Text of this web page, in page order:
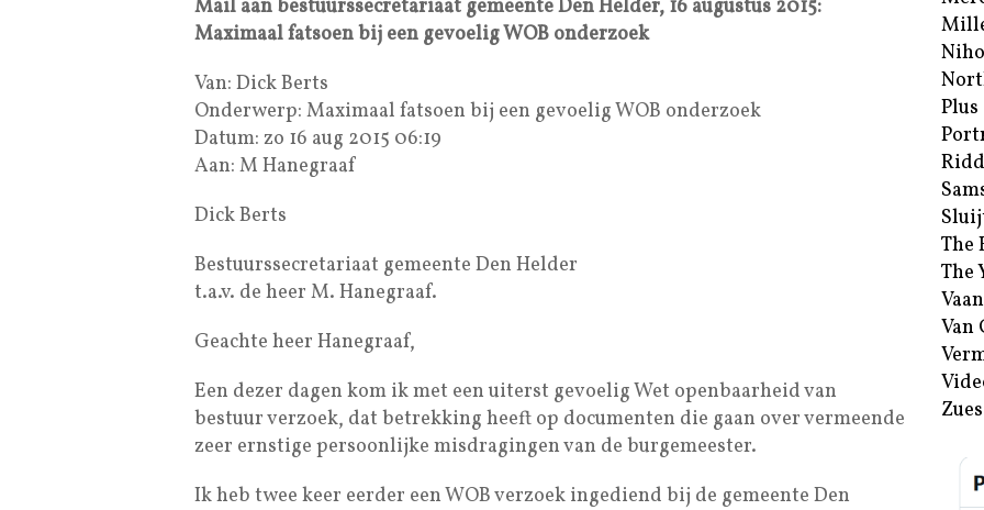
Mail aan bestuurssecretariaat gemeente Den Helder, 16 augustus 2015:
Maximaal fatsoen bij een gevoelig WOB onderzoek
Van: Dick Berts
Onderwerp: Maximaal fatsoen bij een gevoelig WOB onderzoek
Datum: zo 16 aug 2015 06:19
Aan: M Hanegraaf
Dick Berts
Bestuurssecretariaat gemeente Den Helder
t.a.v. de heer M. Hanegraaf.
Geachte heer Hanegraaf,
Een dezer dagen kom ik met een uiterst gevoelig Wet openbaarheid van
bestuur verzoek, dat betrekking heeft op documenten die gaan over vermeende
zeer ernstige persoonlijke misdragingen van de burgemeester.
Ik heb twee keer eerder een WOB verzoek ingediend bij de gemeente Den
Plus
The
The
Van